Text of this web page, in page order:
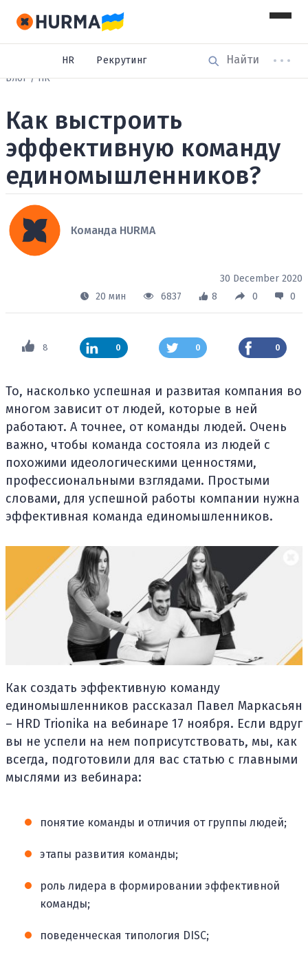
HR
Рекрутинг
Блог
HR
Как выстроить
эффективную команду
единомышленников?
Команда HURMA
30 December 2020
20 мин
6837 8 0 0
8 0 0 0
То, насколько успешная и развитая компания во
многом зависит от людей, которые в ней
работают. А точнее, от команды людей. Очень
важно, чтобы команда состояла из людей с
похожими идеологическими ценностями,
профессиональными взглядами. Простыми
словами, для успешной работы компании нужна
эффективная команда единомышленников.
Как создать эффективную команду
единомышленников рассказал Павел Маркасьян
– HRD Trionika на вебинаре 17 ноября. Если вдруг
вы не успели на нем поприсутствовать, мы, как
всегда, подготовили для вас статью с главными
мыслями из вебинара:
понятие команды и отличия от группы людей;
этапы развития команды;
роль лидера в формировании эффективной
команды;
поведенческая типология DISC;